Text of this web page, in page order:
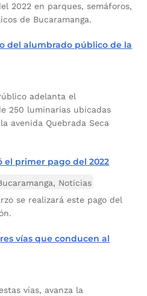
2022 en parques, semáforos,
de Bucaramanga.
del alumbrado público de la
adelanta el
250 luminarias ubicadas
avenida Quebrada Seca
el primer pago del 2022
, Noticias
se realizará este pago del
vías que conducen al
vías, avanza la